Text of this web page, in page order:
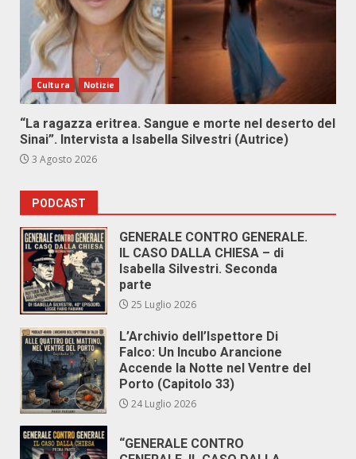
Cultura Notizie
“La ragazza eritrea. Sangue e morte nel deserto del
Sinai”. Intervista a Isabella Silvestri (Autrice)
3 Agosto 2026
PODCAST
GENERALE CONTRO GENERALE.
IL CASO DALLA CHIESA – di
Isabella Silvestri. Seconda
parte
25 Luglio 2026
L’Archivio dell’Ispettore Di
Falco: Un Incubo Arancione
Accende la Notte nel Ventre del
Porto (Capitolo 33)
24 Luglio 2026
“GENERALE CONTRO